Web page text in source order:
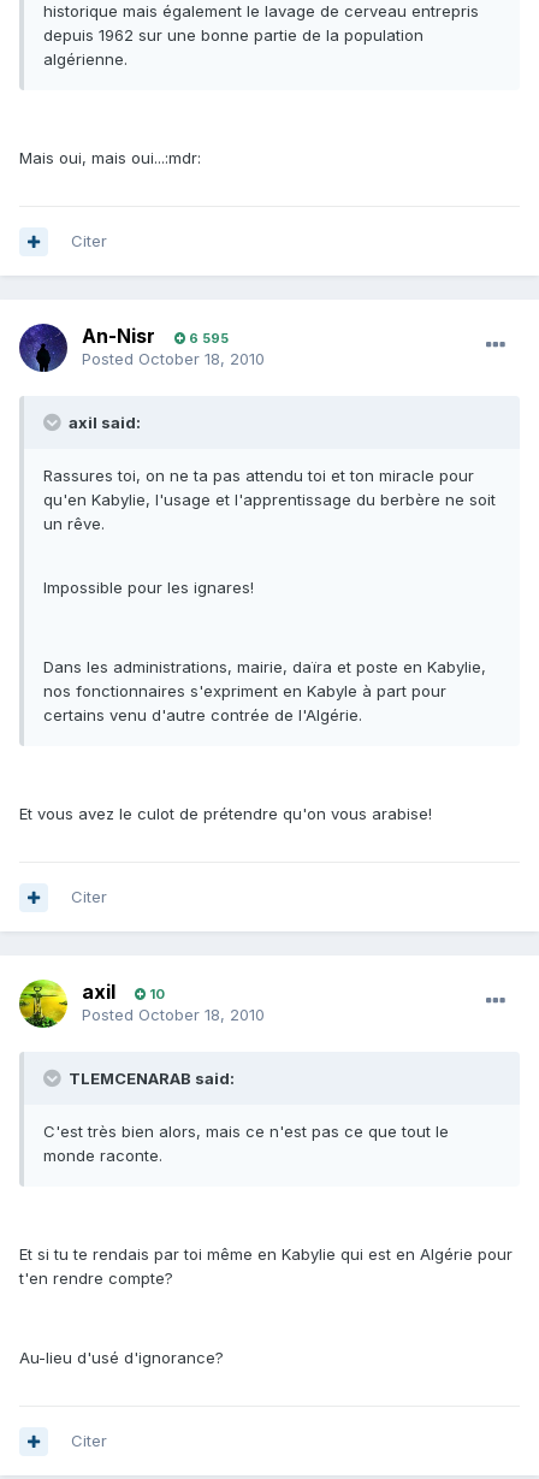
historique mais également le lavage de cerveau entrepris
depuis 1962 sur une bonne partie de la population
algérienne.
Mais oui, mais oui...:mdr:
Citer
An-Nisr 6 595
Posted October 18, 2010
axil said:
Rassures toi, on ne ta pas attendu toi et ton miracle pour
qu'en Kabylie, l'usage et l'apprentissage du berbère ne soit
un rêve.
Impossible pour les ignares!
Dans les administrations, mairie, daïra et poste en Kabylie,
nos fonctionnaires s'expriment en Kabyle à part pour
certains venu d'autre contrée de l'Algérie.
Et vous avez le culot de prétendre qu'on vous arabise!
Citer
axil 10
Posted October 18, 2010
TLEMCENARAB said:
C'est très bien alors, mais ce n'est pas ce que tout le
monde raconte.
Et si tu te rendais par toi même en Kabylie qui est en Algérie pour
t'en rendre compte?
Au-lieu d'usé d'ignorance?
Citer